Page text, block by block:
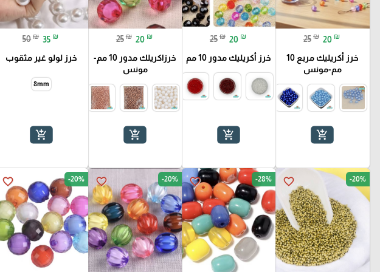
25 ₪ 20 ₪
خرز أكريليك مربع 10
مم-مونس
add_shopping_cart
25 ₪ 20 ₪
خرز أكريليك مدور 10 مم
add_shopping_cart
25 ₪ 20 ₪
خرزاكريلك مدور 10 مم-
مونس
add_shopping_cart
50 ₪ 35 ₪
خرز لولو غير مثقوب
8mm
add_shopping_cart
favorite_border -20%
favorite_border -28%
favorite_border -20%
favorite_border -20%